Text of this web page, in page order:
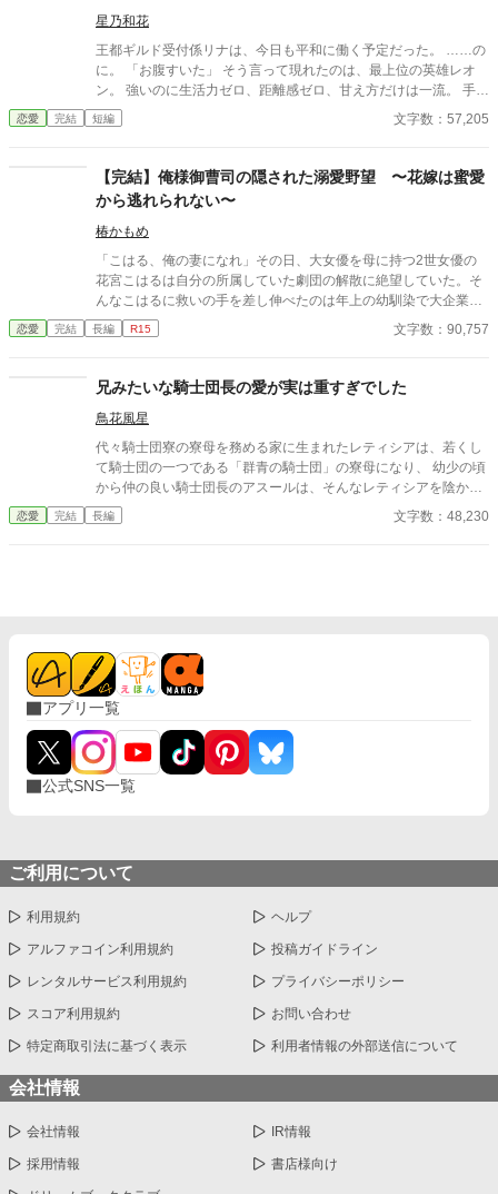
星乃和花
王都ギルド受付係リナは、今日も平和に働く予定だった。 ……の
に。 「お腹すいた」 そう言って現れたのは、最上位の英雄レオ
ン。 強いのに生活力ゼロ、距離感ゼロ、甘え方だけは一流。 手当
てすれば「危ない」と囲い込み、 看病すれば抱きしめて離さず、
ついには―― 「君が、俺の帰る場所」 拾ってない。飼ってない。
りました。 無自覚世話焼き受付嬢 × 甘えた天然英雄の 距離感バ
恋愛 完結 短編 文字数：57,205
【完結】俺様御曹司の隠された溺愛野望 〜花嫁は蜜愛
から逃れられない〜
椿かもめ
「こはる、俺の妻になれ」その日、大女優を母に持つ2世女優の
花宮こはるは自分の所属していた劇団の解散に絶望していた。そ
んなこはるに救いの手を差し伸べたのは年上の幼馴染で大企業の
御曹司、月ノ島玲二だった。けれど代わりに妻になることを強要
してきて──。花嫁となったこはるに対し、俺様な玲二は独占欲を
女優】 ☆☆☆ベリーズカフェで日間4位いただきました☆☆☆ ※
ベリーズカフェでも掲載中 ※推敲、校正前のものです。ご注意下
さい
恋愛 完結 長編 R15 文字数：90,757
兄みたいな騎士団長の愛が実は重すぎでした
鳥花風星
代々騎士団寮の寮母を務める家に生まれたレティシアは、若くし
て騎士団の一つである「群青の騎士団」の寮母になり、 幼少の頃
から仲の良い騎士団長のアスールは、そんなレティシアを陰から
ずっと見守っていた。レティシアにとってアスールは兄のような
存在だが、次第に兄としてだけではない思いを持ちはじめてしま
インの話になっています。
恋愛 完結 長編 文字数：48,230
アプリ一覧
公式SNS一覧
ご利用について
利用規約 ヘルプ
アルファコイン利用規約 投稿ガイドライン
レンタルサービス利用規約 プライバシーポリシー
スコア利用規約 お問い合わせ
特定商取引法に基づく表示 利用者情報の外部送信について
会社情報
会社情報 IR情報
採用情報 書店様向け